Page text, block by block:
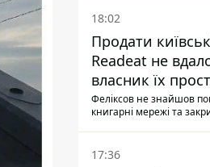
18:02
Продати
Readeat не
власник їх
Феліксов не знайшов
книгарні мережі та
17:36